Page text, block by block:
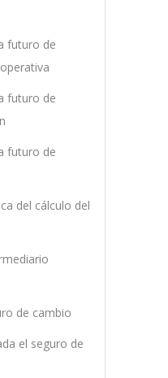
futuro de
futuro de
futuro de
del cálculo del
de cambio
el seguro de